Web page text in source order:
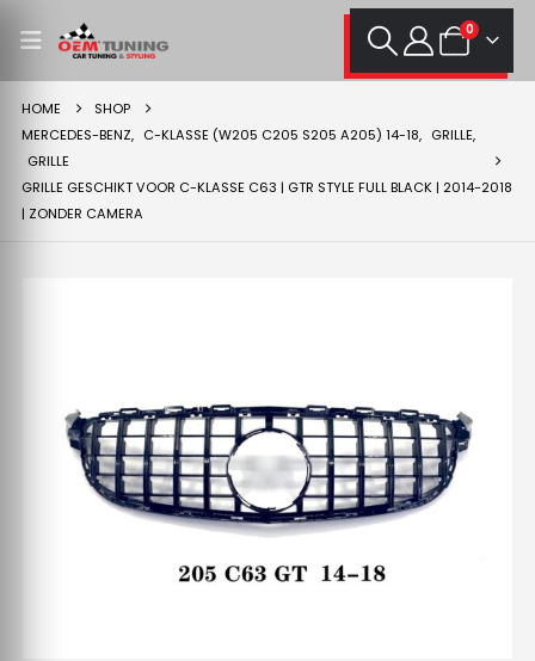
0
HOME
SHOP
MERCEDES-BENZ, C-KLASSE (W205 C205 S205 A205) 14-18, GRILLE,
GRILLE
GRILLE GESCHIKT VOOR C-KLASSE C63 | GTR STYLE FULL BLACK | 2014-2018
| ZONDER CAMERA